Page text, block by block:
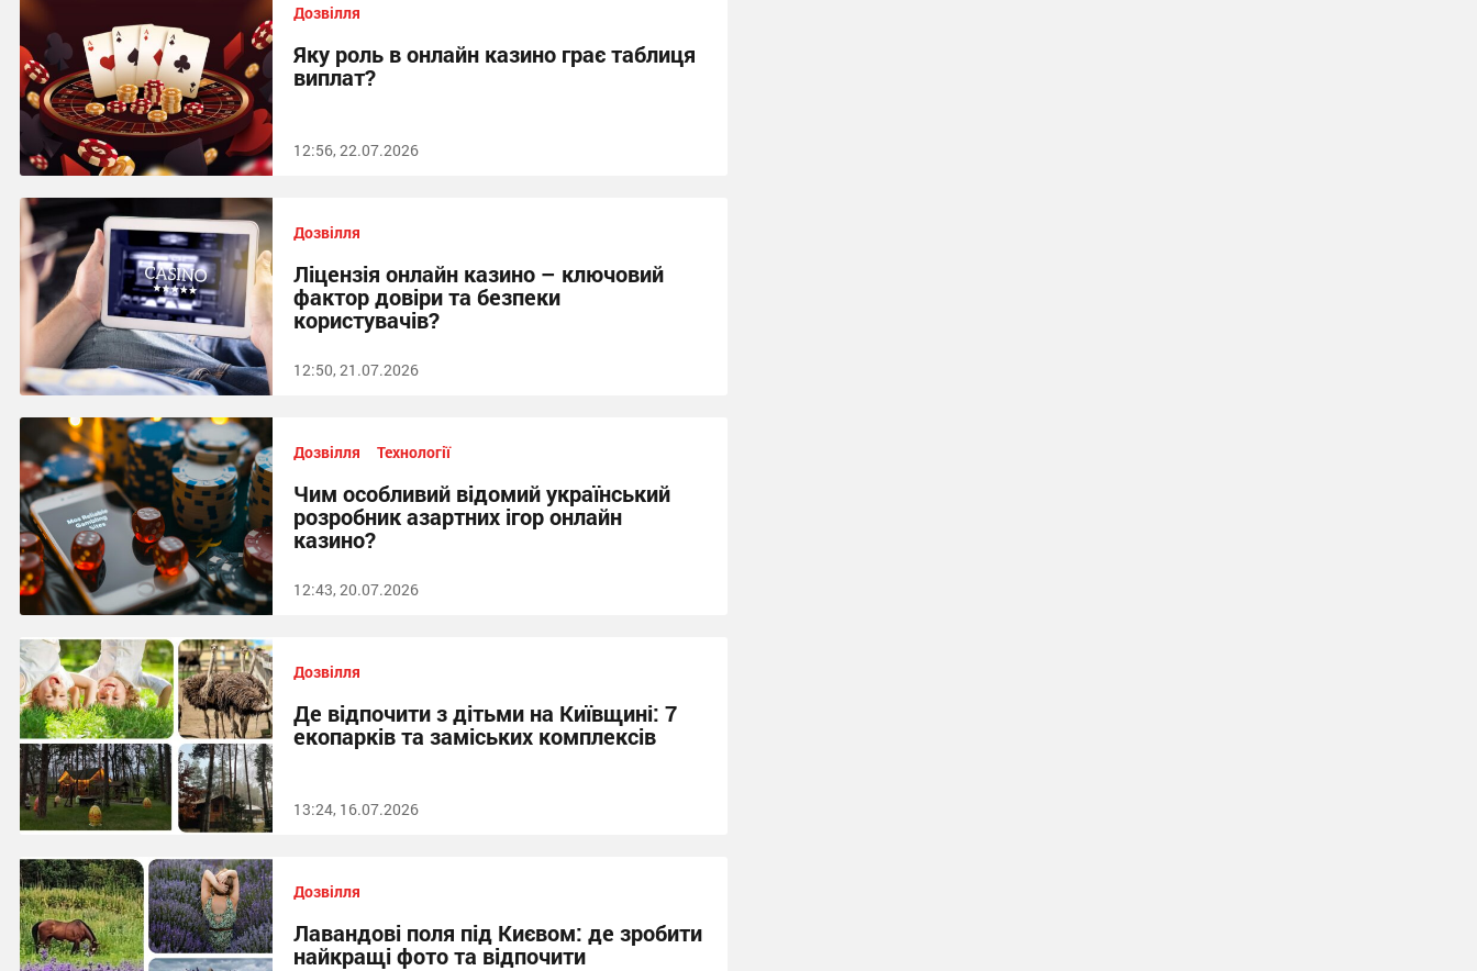
Дозвілля
Яку роль в онлайн казино грає таблиця
виплат?
12:56, 22.07.2026
Дозвілля
Ліцензія онлайн казино – ключовий
фактор довіри та безпеки
користувачів?
12:50, 21.07.2026
Дозвілля Технології
Чим особливий відомий український
розробник азартних ігор онлайн
казино?
12:43, 20.07.2026
Дозвілля
Де відпочити з дітьми на Київщині: 7
екопарків та заміських комплексів
13:24, 16.07.2026
Дозвілля
Лавандові поля під Києвом: де зробити
найкращі фото та відпочити